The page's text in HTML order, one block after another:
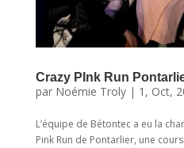
Crazy PInk Run
par Noémie Troly| 1, Oct,
L’équipe de Bétontec a eu la
Pink Run de Pontarlier, une